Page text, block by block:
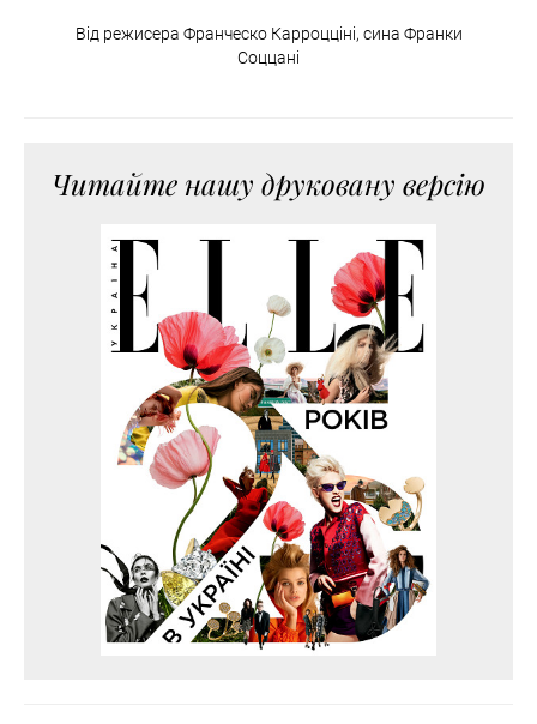
Від режисера Франческо Карроцціні, сина Франки
Соццані
Читайте нашу друковану версію